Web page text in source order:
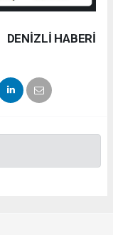
DENIZLI HABERİ